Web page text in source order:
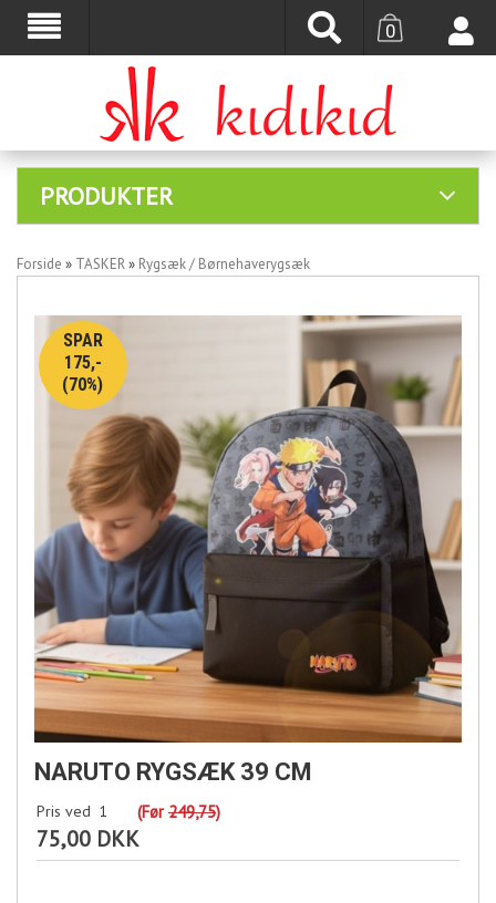
0
PRODUKTER
Forside » TASKER» Rygsæk / Børnehaverygsæk
SPAR
175,-
(70%)
NARUTO RYGSÆK 39 CM
Pris ved 1 (Før249,75)
75,00 DKK